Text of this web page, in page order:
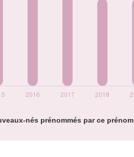
nés prénommés par ce prénom